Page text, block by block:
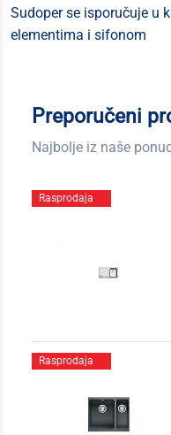
Sudoper se isporučuje u
elementima i sifonom
Preporučeni
Najbolje iz naše
Rasprodaja
Rasprodaja